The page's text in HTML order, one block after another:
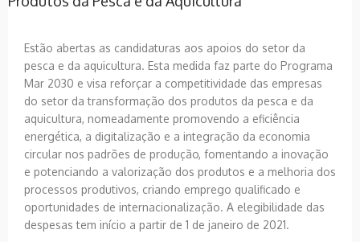
Estão abertas as candidaturas aos apoios do setor da
pesca e da aquicultura. Esta medida faz parte do Programa
Mar 2030 e visa reforçar a competitividade das empresas
do setor da transformação dos produtos da pesca e da
aquicultura, nomeadamente promovendo a eficiência
energética, a digitalização e a integração da economia
circular nos padrões de produção, fomentando a inovação
e potenciando a valorização dos produtos e a melhoria dos
processos produtivos, criando emprego qualificado e
oportunidades de internacionalização. A elegibilidade das
despesas tem início a partir de 1 de janeiro de 2021.